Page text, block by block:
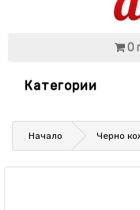
0
Категории
Начало Черно